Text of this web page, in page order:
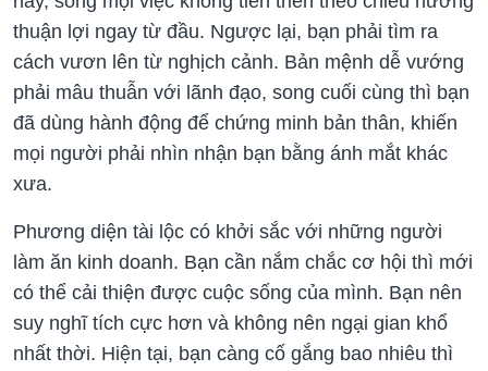
thuận lợi ngay từ đầu. Ngược lại, bạn phải tìm ra
cách vươn lên từ nghịch cảnh. Bản mệnh dễ vướng
phải mâu thuẫn với lãnh đạo, song cuối cùng thì bạn
đã dùng hành động để chứng minh bản thân, khiến
mọi người phải nhìn nhận bạn bằng ánh mắt khác
xưa.
Phương diện tài lộc có khởi sắc với những người
làm ăn kinh doanh. Bạn cần nắm chắc cơ hội thì mới
có thể cải thiện được cuộc sống của mình. Bạn nên
suy nghĩ tích cực hơn và không nên ngại gian khổ
nhất thời. Hiện tại, bạn càng cố gắng bao nhiêu thì